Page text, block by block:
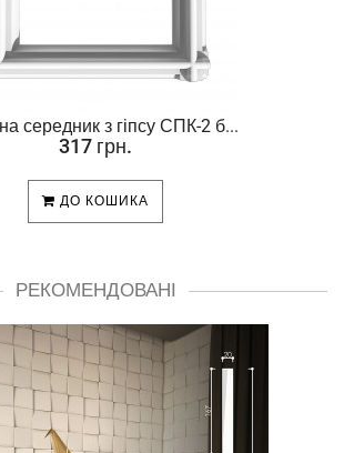
середник з гіпсу СПК-2 б...
317 грн.
ДО КОШИКА
РЕКОМЕНДОВАНІ